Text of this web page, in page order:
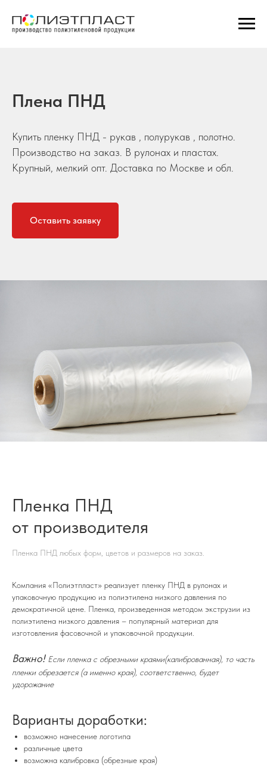
Плена ПНД
Купить пленку ПНД - рукав , полурукав , полотно.
Производство на заказ. В рулонах и пластах.
Крупный, мелкий опт. Доставка по Москве и обл.
Оставить заявку
Пленка ПНД
от производителя
Пленка ПНД любых форм, цветов и размеров на заказ.
Компания «Полиэтпласт» реализует пленку ПНД в рулонах и
упаковочную продукцию из полиэтилена низкого давления по
демократичной цене. Пленка, произведенная методом экструзии из
полиэтилена низкого давления – популярный материал для
изготовления фасовочной и упаковочной продукции.
Важно! Если пленка с обрезными краями(калиброванная), то часть
пленки обрезается (а именно края), соответственно, будет
удорожание
Варианты доработки:
возможно нанесение логотипа
различные цвета
возможна калибровка (обрезные края)